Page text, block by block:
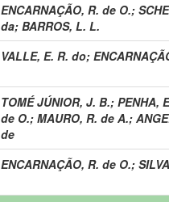
ENCARNAÇÃO, R. de O.;
da; BARROS, L. L.
VALLE, E. R. do;
TOMÉ JÚNIOR, J. B.; PENHA,
de O.; MAURO, R. de A.;
de
ENCARNAÇÃO, R. de O.;